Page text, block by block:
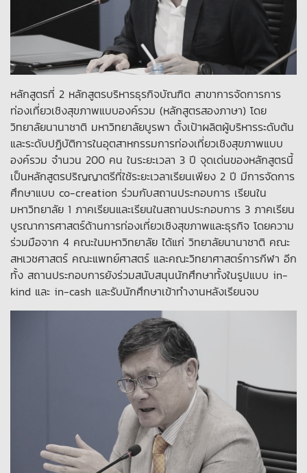
หลักสูตรที่ 2 หลักสูตรบริหารธุรกิจบัณฑิต สาขาการจัดการการ
ท่องเที่ยวเชิงสุขภาพแบบองค์รวม (หลักสูตรสองภาษา) โดย
วิทยาลัยนานาชาติ มหาวิทยาลัยบูรพา ตั้งเป้าผลิตผู้บริหารระดับต้น
และระดับปฏิบัติการในอุตสาหกรรมการท่องเที่ยวเชิงสุขภาพแบบ
องค์รวม จำนวน 200 คน ในระยะเวลา 3 ปี จุดเด่นของหลักสูตรนี้
เป็นหลักสูตรปริญญาตรีที่ใช้ระยะเวลาเรียนเพียง 2 ปี มีการจัดการ
ศึกษาแบบ co-creation ร่วมกับสถานประกอบการ เรียนใน
มหาวิทยาลัย 1 ภาคเรียนและเรียนในสถานประกอบการ 3 ภาคเรียน
บูรณาการศาสตร์ด้านการท่องเที่ยวเชิงสุขภาพและธุรกิจ โดยความ
ร่วมมือจาก 4 คณะในมหาวิทยาลัย ได้แก่ วิทยาลัยนานาชาติ คณะ
สหเวชศาสตร์ คณะแพทย์ศาสตร์ และคณะวิทยาศาสตร์การกีฬา อีก
ทั้ง สถานประกอบการยังร่วมสนับสนุนนักศึกษาทั้งในรูปแบบ in-
kind และ in-cash และรับนักศึกษาเข้าทำงานหลังเรียนจบ